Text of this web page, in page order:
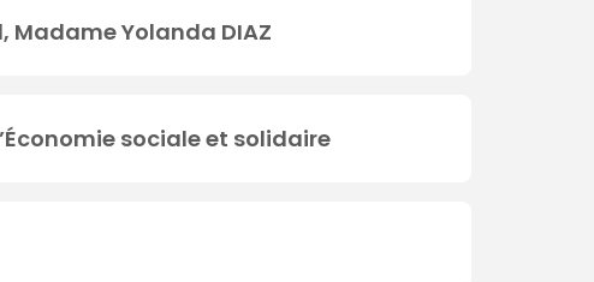
Yolanda DIAZ
sociale et solidaire